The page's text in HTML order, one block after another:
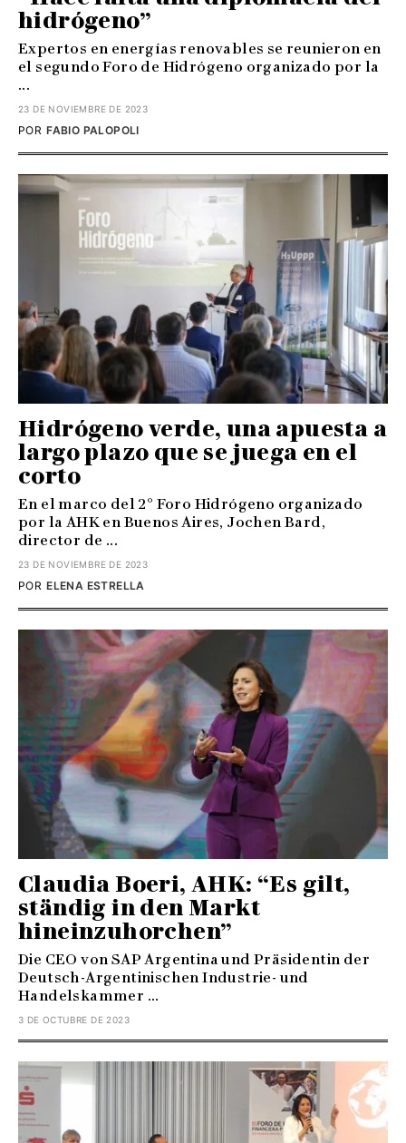
hidrógeno”
Expertos en energías renovables se reunieron en
el segundo Foro de Hidrógeno organizado por la
...
23 DE NOVIEMBRE DE 2023
FABIO PALOPOLI
POR
Hidrógeno verde, una apuesta a
largo plazo que se juega en el
corto
En el marco del 2° Foro Hidrógeno organizado
por la AHK en Buenos Aires, Jochen Bard,
director de ...
23 DE NOVIEMBRE DE 2023
ELENA ESTRELLA
POR
Claudia Boeri, AHK: “Es gilt,
ständig in den Markt
hineinzuhorchen”
Die CEO von SAP Argentina und Präsidentin der
Deutsch-Argentinischen Industrie- und
Handelskammer ...
3 DE OCTUBRE DE 2023